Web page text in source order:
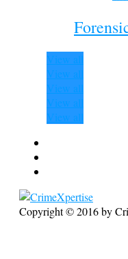
View all
View all
View all
View all
View all
Copyright © 2016 by